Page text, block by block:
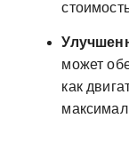
может
как